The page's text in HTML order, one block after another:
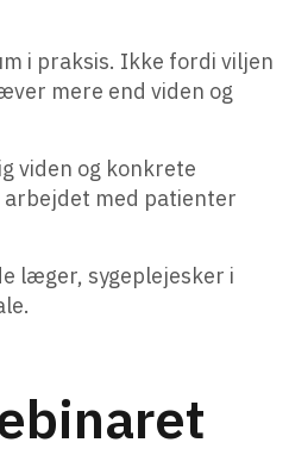
i praksis. Ikke fordi viljen
mere end viden og
viden og konkrete
med patienter
læger, sygeplejesker i